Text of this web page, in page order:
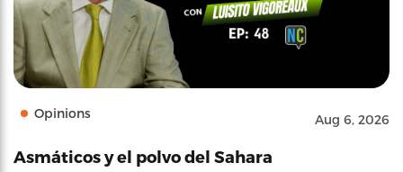
Opinions Aug 6, 2026
Asmáticos y el polvo del Sahara